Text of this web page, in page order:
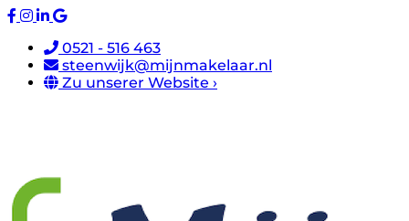
0521 - 516 463
steenwijk@mijnmakelaar.nl
Zu unserer Website ›